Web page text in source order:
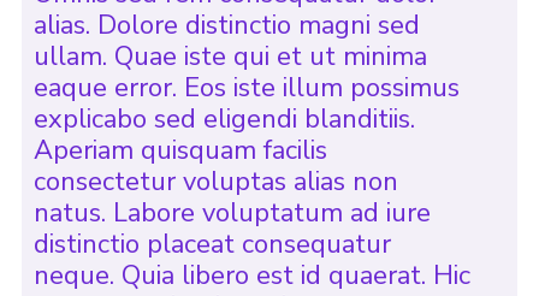
alias. Dolore distinctio magni sed
ullam. Quae iste qui et ut minima
eaque error. Eos iste illum possimus
explicabo sed eligendi blanditiis.
Aperiam quisquam facilis
consectetur voluptas alias non
natus. Labore voluptatum ad iure
distinctio placeat consequatur
neque. Quia libero est id quaerat. Hic